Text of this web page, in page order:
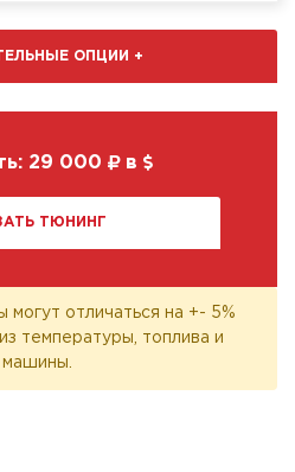
ОПЦИИ +
29 000 в
ТЮНИНГ
могут отличаться на +- 5%
температуры, топлива и
машины.